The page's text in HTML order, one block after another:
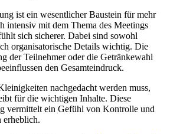
ist ein wesentlicher Baustein für mehr
intensiv mit dem Thema des Meetings
sich sicherer. Dabei sind sowohl
organisatorische Details wichtig. Die
der Teilnehmer oder die Getränkewahl
den Gesamteindruck.
nachgedacht werden muss,
für die wichtigen Inhalte. Diese
vermittelt ein Gefühl von Kontrolle und
erheblich.